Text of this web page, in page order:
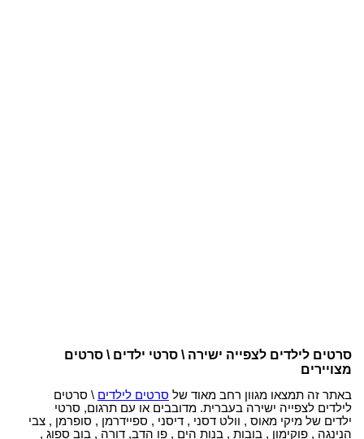
סרטים לילדים לצפייה ישירה \ סרטי ילדים \ סרטים
מצויירים
באתר זה תמצאו מגוון רחב מאוד של סרטים לילדים \ סרטים
לילדים לצפייה ישירה בעברית. מדובבים או עם תרגום, סרטי
ילדים של מיקי מאוס , וולט דסני , דיסני , ספיידרמן , סופרמן , צבי
הנינגה , פוקימון , בובות , בנות הים , פו הדב, דורה , בוב ספוג ,